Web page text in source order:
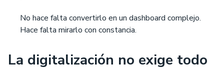
No hace falta convertirlo en un dashboard complejo.
Hace falta mirarlo con constancia.
La digitalización no exige todo